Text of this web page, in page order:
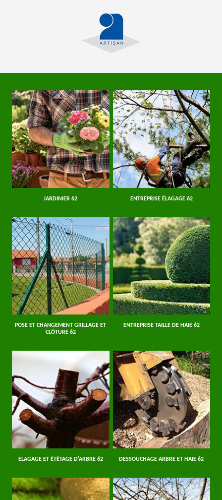
JARDINIER 62 ENTREPRISE ÉLAGAGE 62
POSE ET CHANGEMENT GRILLAGE ET
CLÔTURE 62
ENTREPRISE TAILLE DE HAIE 62
ELAGAGE ET ÉTÊTAGE D'ARBRE 62 DESSOUCHAGE ARBRE ET HAIE 62